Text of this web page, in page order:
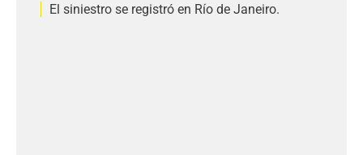
El siniestro se registró en Río de Janeiro.